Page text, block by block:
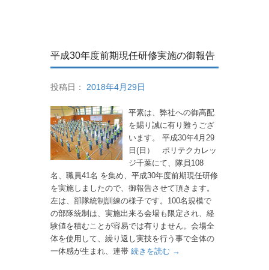
平成30年度前期現任研修実施の御報告
投稿日： 2018年4月29日
平素は、弊社への御高配
を賜り誠に有り難うござ
います。 平成30年4月29
日(日） ポリテクカレッ
ジ千葉にて、隊員108
名、職員41名 を集め、平成30年度前期現任研修
を実施しましたので、御報告させて頂きます。
左は、部隊統制訓練の様子です。100名規模で
の部隊統制は、実施出来る会場も限定され、経
験値を積むことが容易では有りません。会場全
体を使用して、繰り返し実技を行う事で全体の
一体感が生まれ、連帯 続きを読む →